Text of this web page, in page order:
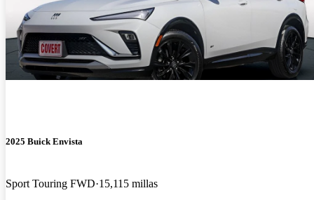
2025 Buick Envista
Sport Touring FWD 15,115 millas